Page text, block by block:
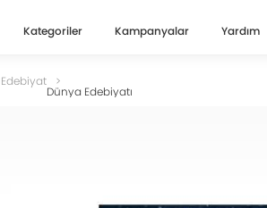
Kategoriler Kampanyalar Yardım
Edebiyat
Dünya Edebiyatı